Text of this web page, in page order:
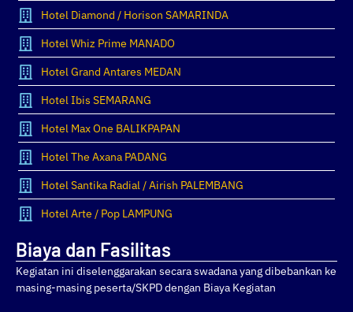
Hotel Diamond / Horison SAMARINDA
Hotel Whiz Prime MANADO
Hotel Grand Antares MEDAN
Hotel Ibis SEMARANG
Hotel Max One BALIKPAPAN
Hotel The Axana PADANG
Hotel Santika Radial / Airish PALEMBANG
Hotel Arte / Pop LAMPUNG
Biaya dan Fasilitas
Kegiatan ini diselenggarakan secara swadana yang dibebankan ke
masing-masing peserta/SKPD dengan Biaya Kegiatan